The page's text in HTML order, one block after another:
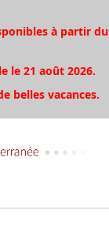
à partir du
le 21 août 2026.
belles vacances.